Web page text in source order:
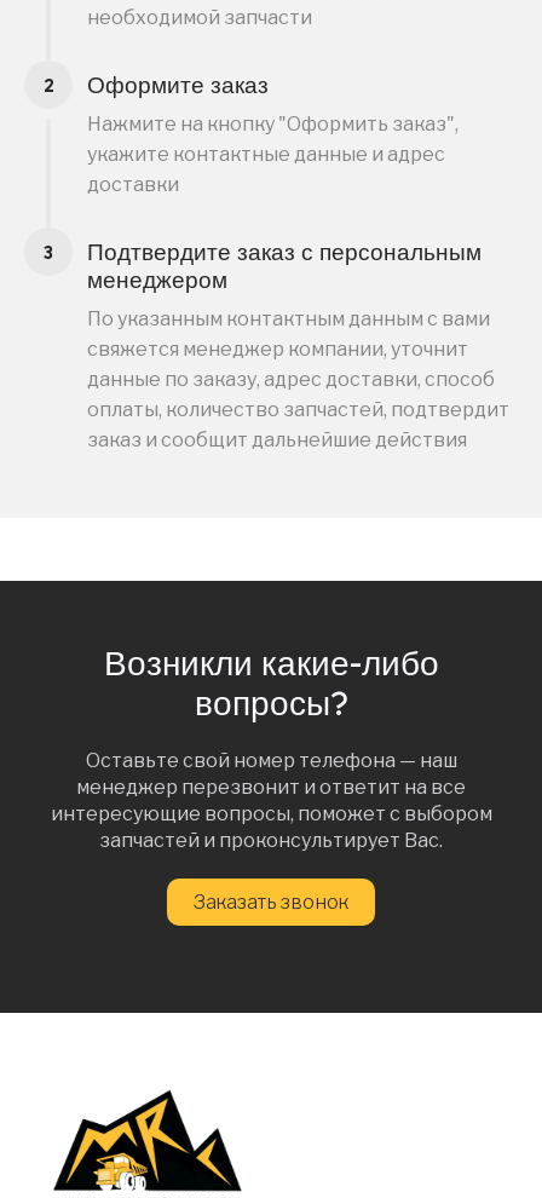
необходимой запчасти
Оформите заказ
Нажмите на кнопку "Оформить заказ",
укажите контактные данные и адрес
доставки
Подтвердите заказ с персональным
менеджером
По указанным контактным данным с вами
свяжется менеджер компании, уточнит
данные по заказу, адрес доставки, способ
оплаты, количество запчастей, подтвердит
заказ и сообщит дальнейшие действия
Возникли какие-либо
вопросы?
Оставьте свой номер телефона — наш
менеджер перезвонит и ответит на все
интересующие вопросы, поможет с выбором
запчастей и проконсультирует Вас.
Заказать звонок